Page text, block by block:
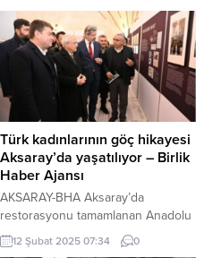
Türk kadınlarının göç hikayesi
Aksaray’da yaşatılıyor – Birlik
Haber Ajansı
AKSARAY-BHA Aksaray’da
restorasyonu tamamlanan Anadolu
Selçuklu mirası II. Kılıçarslan
Hamamı, kültürel yaşama
12 Şubat 2025 07:34 0